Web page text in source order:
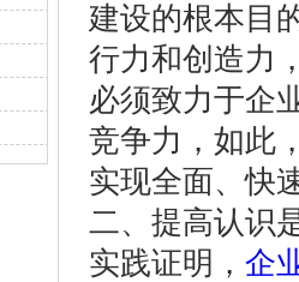
建设的根本目
行力和创造力
必须致力于企
竞争力，如此
实现全面、快
二、提高认识
实践证明， 企